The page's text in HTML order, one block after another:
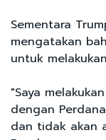
Sementara
mengatakan
untuk
"Saya
dengan
dan tidak akan